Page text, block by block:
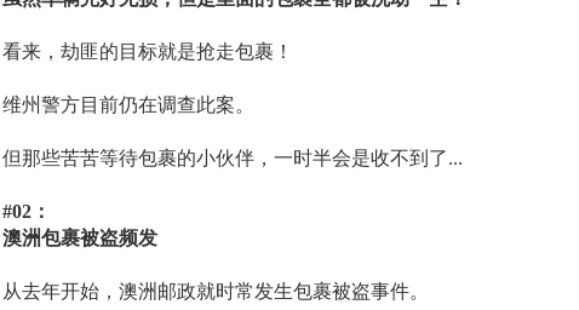
看来，劫匪的目标就是抢走包裹！
维州警方目前仍在调查此案。
但那些苦苦等待包裹的小伙伴，一时半会是收不到了...
#02：
澳洲包裹被盗频发
从去年开始，澳洲邮政就时常发生包裹被盗事件。